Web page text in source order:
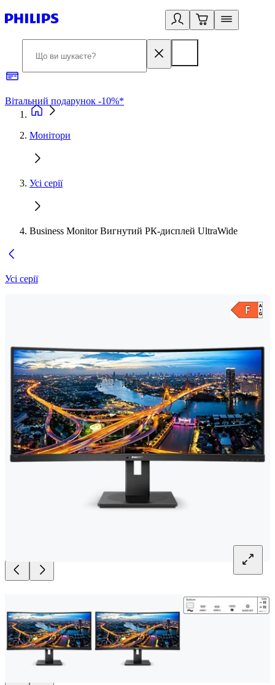
Вітальний подарунок -10%*
Монітори
Усі серії
Business Monitor Вигнутий РК-дисплей UltraWide
Усі серії